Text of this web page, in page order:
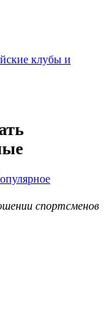
клубы и
спортсменов